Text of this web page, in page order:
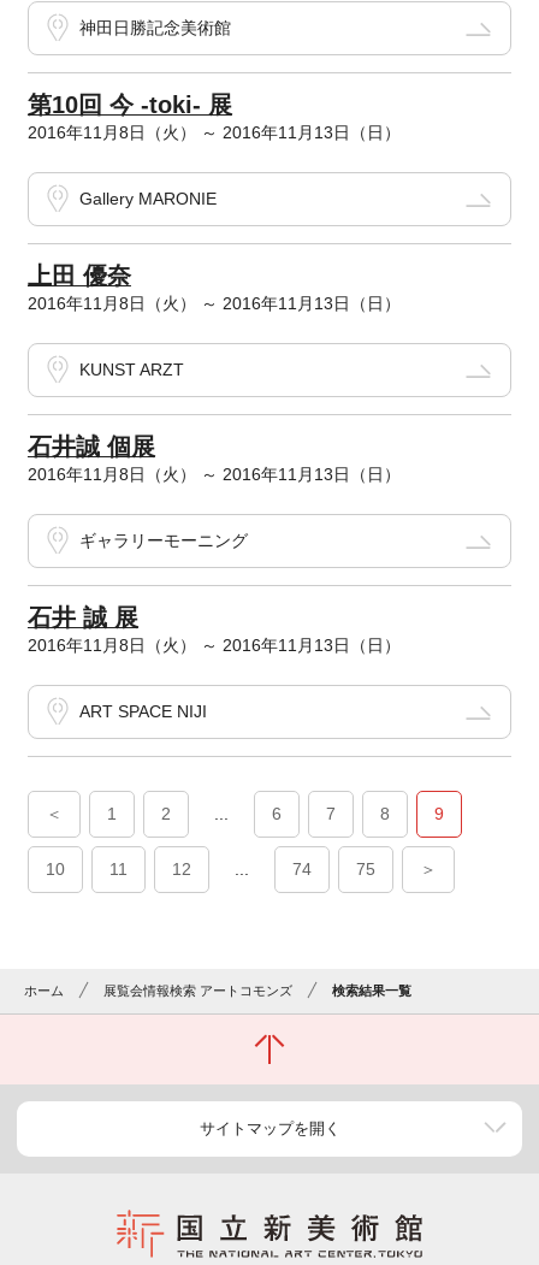
神田日勝記念美術館
第10回 今 -toki- 展
2016年11月8日（火） ～ 2016年11月13日（日）
Gallery MARONIE
上田 優奈
2016年11月8日（火） ～ 2016年11月13日（日）
KUNST ARZT
石井誠 個展
2016年11月8日（火） ～ 2016年11月13日（日）
ギャラリーモーニング
石井 誠 展
2016年11月8日（火） ～ 2016年11月13日（日）
ART SPACE NIJI
＜ 1 2 6 7 8 9
10 11 12 74 75 ＞
ホーム 展覧会情報検索 アートコモンズ 検索結果一覧
サイトマップを開く